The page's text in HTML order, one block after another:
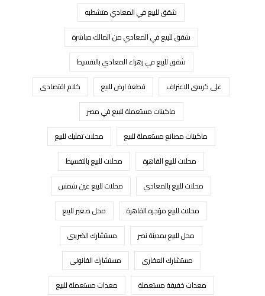
شقق للبيع في المعادي متشطبه
شقق للبيع في المعادي من المالك مباشرة
شقق للبيع في زهراء المعادي بالتقسيط
على كرسى الاعتراف
قطعة ارض للبيع
كلام اقتصادى
ماكينات مستعملة للبيع في مصر
ماكينات مصانع مستعملة للبيع
محلات تمليك للبيع
محلات للبيع القاهرة
محلات للبيع بالتقسيط
محلات للبيع بالمعادي
محلات للبيع عين شمس
محلات للبيع مؤجره القاهرة
محل صغير للبيع
محل للبيع بمدينة نصر
مستشارك الضريبى
مستشارك العقارى
مستشارك القانونى
معدات خفيفة مستعملة
معدات مستعملة للبيع